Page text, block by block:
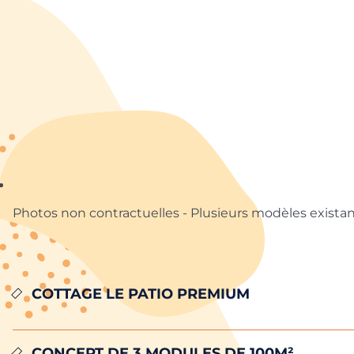
Photos non contractuelles - Plusieurs modèles
COTTAGE LE PATIO PREMIUM